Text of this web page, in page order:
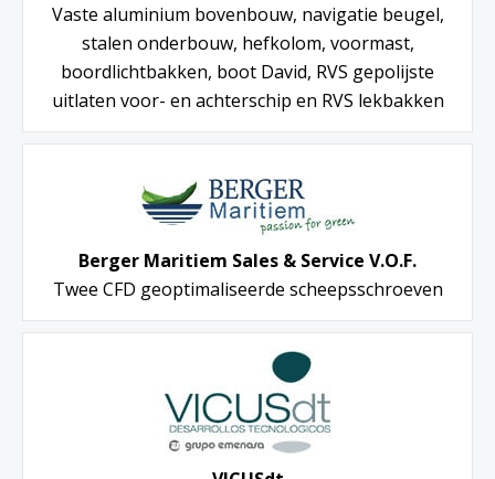
Vaste aluminium bovenbouw, navigatie beugel,
stalen onderbouw, hefkolom, voormast,
boordlichtbakken, boot David, RVS gepolijste
uitlaten voor- en achterschip en RVS lekbakken
Berger Maritiem Sales & Service V.O.F.
Twee CFD geoptimaliseerde scheepsschroeven